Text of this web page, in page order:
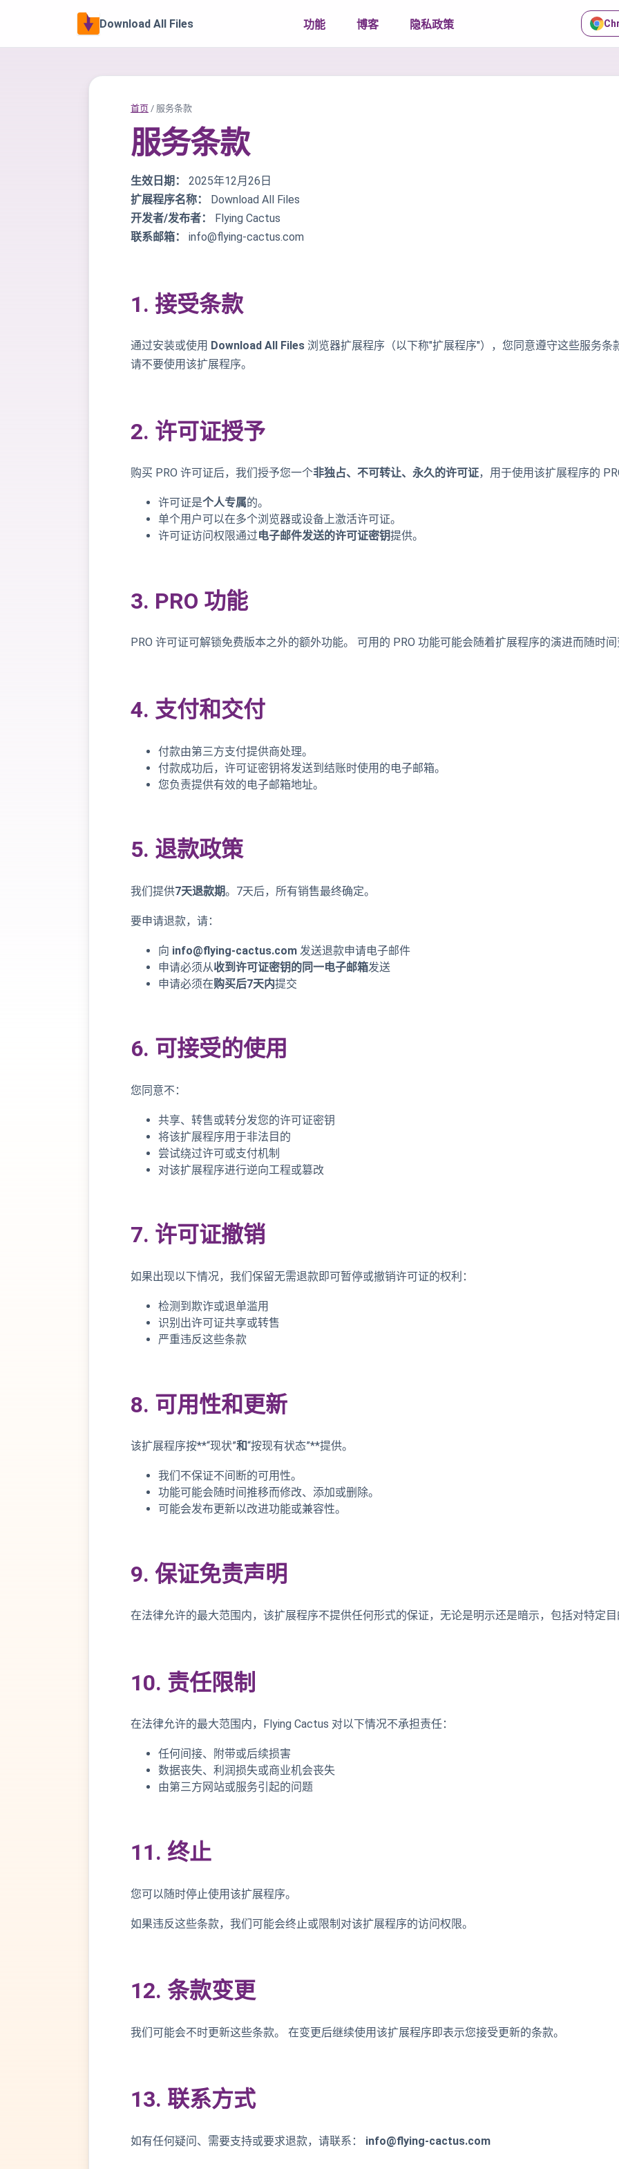
Download All Files 功能 博客 隐私政策
首页 / 服务条款
服务条款
生效日期：
2025年12月26日
扩展程序名称：
Download All Files
开发者/发布者：
Flying Cactus
联系邮箱：
info@flying-cactus.com
1. 接受条款
通过安装或使用 Download All Files 浏览器扩展程序（以下称"扩展程序"），您同意遵守这些服务
请不要使用该扩展程序。
2. 许可证授予
购买 PRO 许可证后，我们授予您一个非独占、不可转让、永久的许可证，用于使用该扩展程序的
许可证是个人专属的。
单个用户可以在多个浏览器或设备上激活许可证。
许可证访问权限通过电子邮件发送的许可证密钥提供。
3. PRO 功能
PRO 许可证可解锁免费版本之外的额外功能。 可用的 PRO 功能可能会随着扩展程序的演进而随时
4. 支付和交付
付款由第三方支付提供商处理。
付款成功后，许可证密钥将发送到结账时使用的电子邮箱。
您负责提供有效的电子邮箱地址。
5. 退款政策
我们提供7天退款期。7天后，所有销售最终确定。
要申请退款，请：
向 info@flying-cactus.com 发送退款申请电子邮件
申请必须从收到许可证密钥的同一电子邮箱发送
申请必须在购买后7天内提交
6. 可接受的使用
您同意不：
共享、转售或转分发您的许可证密钥
将该扩展程序用于非法目的
尝试绕过许可或支付机制
对该扩展程序进行逆向工程或篡改
7. 许可证撤销
如果出现以下情况，我们保留无需退款即可暂停或撤销许可证的权利：
检测到欺诈或退单滥用
识别出许可证共享或转售
严重违反这些条款
8. 可用性和更新
该扩展程序按**“现状”和“按现有状态”**提供。
我们不保证不间断的可用性。
功能可能会随时间推移而修改、添加或删除。
可能会发布更新以改进功能或兼容性。
9. 保证免责声明
在法律允许的最大范围内，该扩展程序不提供任何形式的保证，无论是明示还是暗示，包括对特定
10. 责任限制
在法律允许的最大范围内，Flying Cactus 对以下情况不承担责任：
任何间接、附带或后续损害
数据丧失、利润损失或商业机会丧失
由第三方网站或服务引起的问题
11. 终止
您可以随时停止使用该扩展程序。
如果违反这些条款，我们可能会终止或限制对该扩展程序的访问权限。
12. 条款变更
我们可能会不时更新这些条款。 在变更后继续使用该扩展程序即表示您接受更新的条款。
13. 联系方式
如有任何疑问、需要支持或要求退款，请联系： info@flying-cactus.com